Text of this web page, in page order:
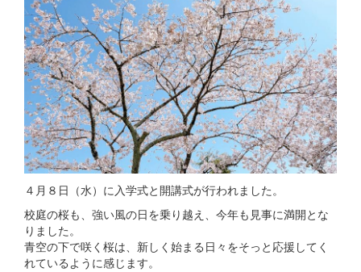
４月８日（水）に入学式と開講式が行われました。
校庭の桜も、強い風の日を乗り越え、今年も見事に満開とな
りました。
青空の下で咲く桜は、新しく始まる日々をそっと応援してく
れているように感じます。